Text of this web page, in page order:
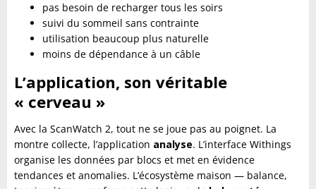
pas besoin de recharger tous les soirs
suivi du sommeil sans contrainte
utilisation beaucoup plus naturelle
moins de dépendance à un câble
L’application, son véritable
« cerveau »
Avec la ScanWatch 2, tout ne se joue pas au poignet. La
montre collecte, l’application analyse. L’interface Withings
organise les données par blocs et met en évidence
tendances et anomalies. L’écosystème maison — balance,